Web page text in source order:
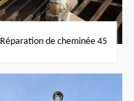
Réparation de cheminée 45